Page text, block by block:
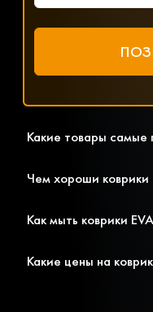
Какие товары самые
Чем хороши коврики
Как мыть коврики
Какие цены на